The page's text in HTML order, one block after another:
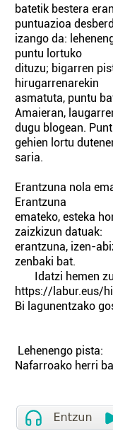
batetik bestera
puntuazioa
izango da:
puntu lortuko
dituzu; bigarren
hirugarrenarekin
asmatuta, puntu
Amaieran,
dugu blogean.
gehien lortu
saria.
Erantzuna nola
Erantzuna
emateko, esteka
zaizkizun datuak:
erantzuna, izen-
zenbaki bat.
Idatzi hemen
https://labur.eus/
Bi lagunentzako
Lehenengo pista:
Nafarroako herri